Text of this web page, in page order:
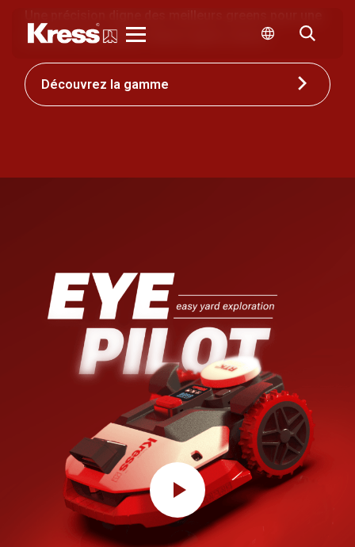
pelouse impeccable. Saison après saison.
Découvrez la gamme